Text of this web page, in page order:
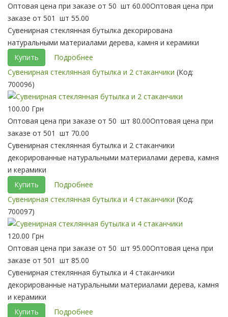
Оптовая цена при заказе от 50 шт 60.00Оптовая цена при
заказе от 501 шт 55.00
Сувенирная стеклянная бутылка декорирована
натуральными материалами дерева, камня и керамики
Купить
Подробнее
Сувенирная стеклянная бутылка и 2 стаканчики (Код:
700096)
100.00 Грн
Оптовая цена при заказе от 50 шт 80.00Оптовая цена при
заказе от 501 шт 70.00
Сувенирная стеклянная бутылка и 2 стаканчики
декорированные натуральными материалами дерева, камня
и керамики
Купить
Подробнее
Сувенирная стеклянная бутылка и 4 стаканчики (Код:
700097)
120.00 Грн
Оптовая цена при заказе от 50 шт 95.00Оптовая цена при
заказе от 501 шт 85.00
Сувенирная стеклянная бутылка и 4 стаканчики
декорированные натуральными материалами дерева, камня
и керамики
Купить
Подробнее